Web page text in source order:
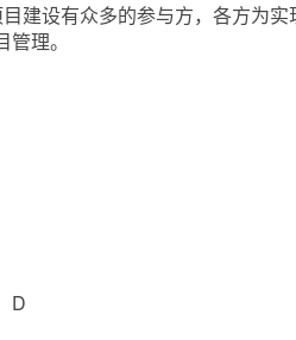
建设有众多的参与方，各方为
理。
D